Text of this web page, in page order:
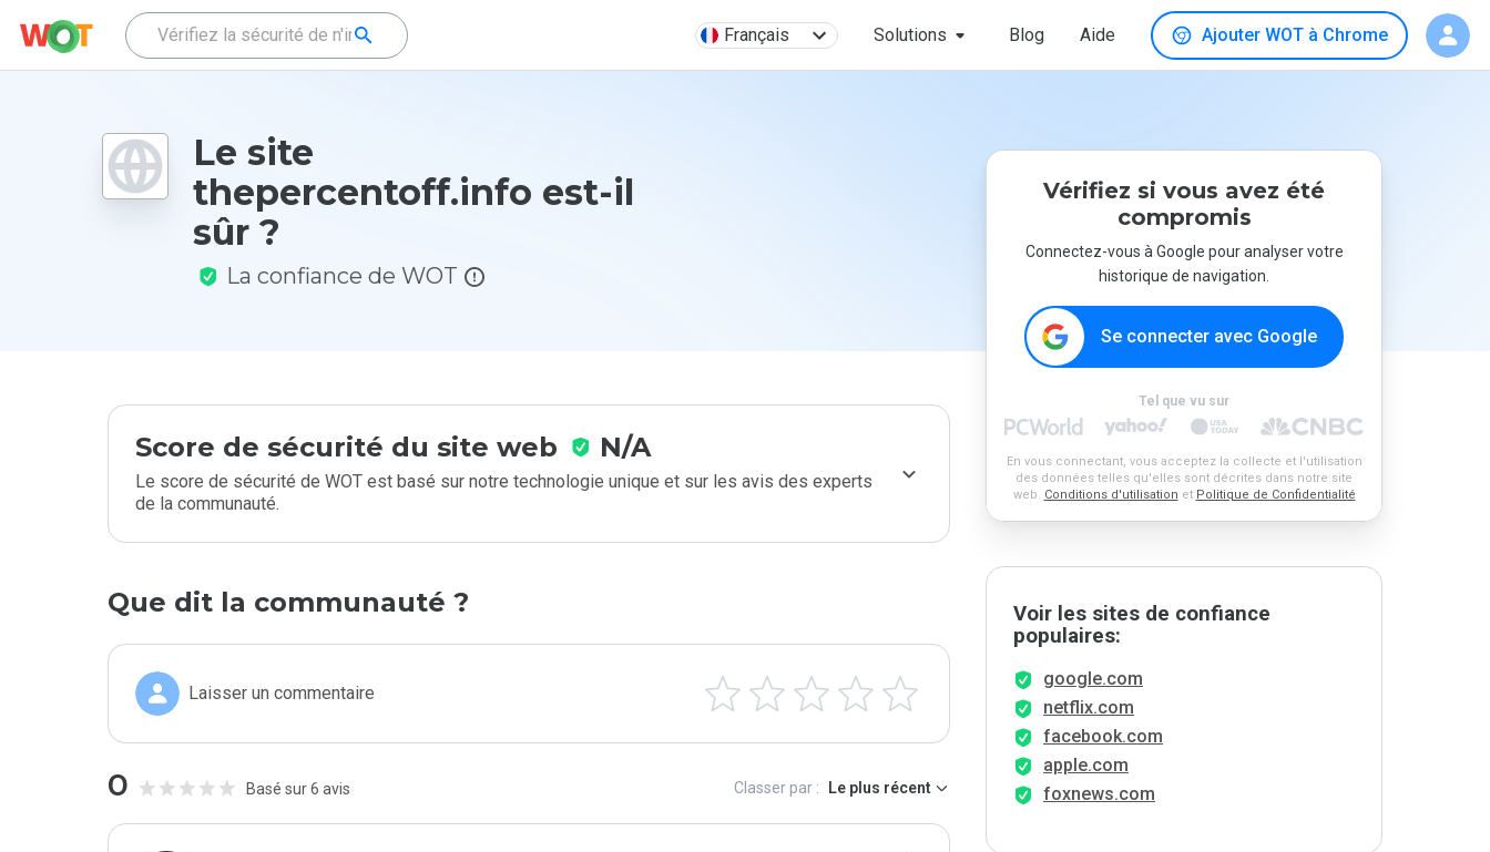
Français Solutions Blog Aide Ajouter WOT à Chrome
Le site
thepercentoff.info est-il
sûr ?
La confiance de WOT
Score de sécurité du site web N/A
Le score de sécurité de WOT est basé sur notre technologie unique et sur les avis des experts
de la communauté.
Que dit la communauté ?
Laisser un commentaire
0 Basé sur 6 avis Classer par : Le plus récent
Vérifiez si vous avez été
compromis
Connectez-vous à Google pour analyser votre
historique de navigation.
Se connecter avec Google
Tel que vu sur
En vous connectant, vous acceptez la collecte et l'utilisation
des données telles qu'elles sont décrites dans notre site
web. Conditions d'utilisation et Politique de Confidentialité
Voir les sites de confiance
populaires:
google.com
netflix.com
facebook.com
apple.com
foxnews.com